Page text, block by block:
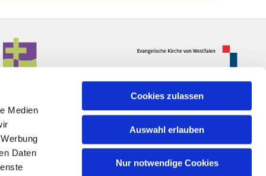
Medien
Daten
Cookies zulassen
Auswahl erlauben
Nur notwendige Cookies